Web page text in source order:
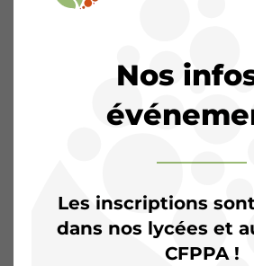
Nos
Les inscriptions
dans nos lycées et
CFPPA !